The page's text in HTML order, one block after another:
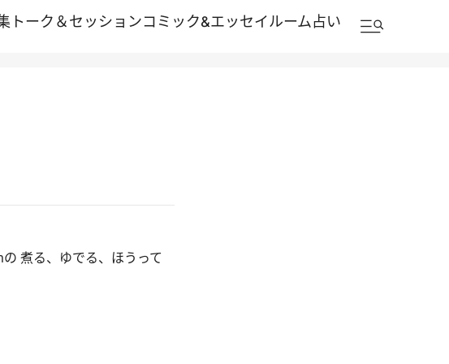
トーク＆セッションコミック&エッセイルーム占い
煮る、ゆでる、ほうって